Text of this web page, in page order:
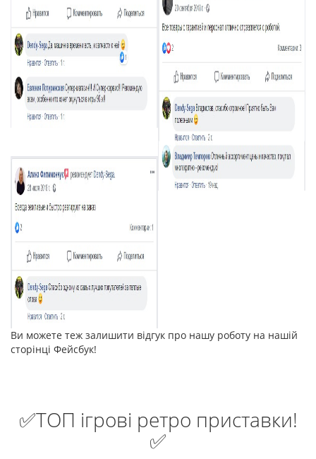
Ви можете теж залишити відгук про нашу роботу на нашій
сторінці Фейсбук!
✅ТОП ігрові ретро приставки!
✅